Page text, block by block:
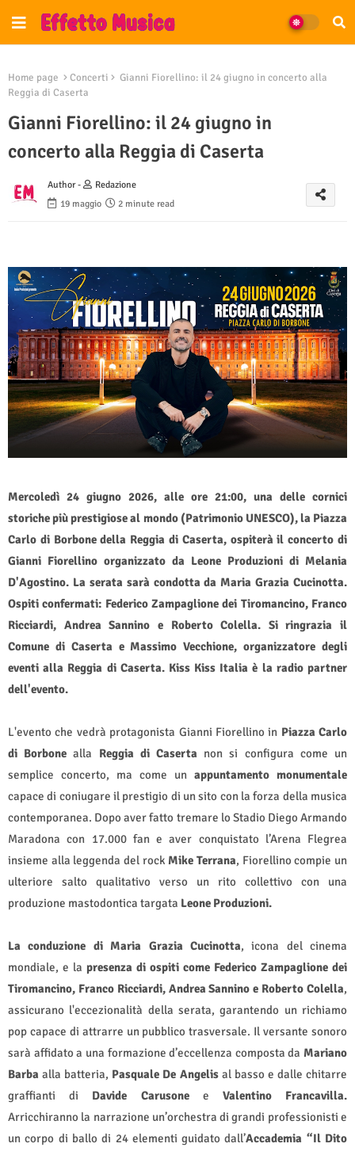
Home page Concerti
Gianni Fiorellino: il 24 giugno in concerto alla
Reggia di Caserta
Gianni Fiorellino: il 24 giugno in
concerto alla Reggia di Caserta
Author -
Redazione
19 maggio
2 minute read
Mercoledì 24 giugno 2026, alle ore 21:00, una delle cornici
storiche più prestigiose al mondo (Patrimonio UNESCO), la Piazza
Carlo di Borbone della Reggia di Caserta, ospiterà il concerto di
Gianni Fiorellino organizzato da Leone Produzioni di Melania
D'Agostino. La serata sarà condotta da Maria Grazia Cucinotta.
Ospiti confermati: Federico Zampaglione dei Tiromancino, Franco
Ricciardi, Andrea Sannino e Roberto Colella. Si ringrazia il
Comune di Caserta e Massimo Vecchione, organizzatore degli
eventi alla Reggia di Caserta. Kiss Kiss Italia è la radio partner
dell'evento.
L'evento che vedrà protagonista Gianni Fiorellino in Piazza Carlo
di Borbone alla Reggia di Caserta non si configura come un
semplice concerto, ma come un appuntamento monumentale
capace di coniugare il prestigio di un sito con la forza della musica
contemporanea. Dopo aver fatto tremare lo Stadio Diego Armando
Maradona con 17.000 fan e aver conquistato l’Arena Flegrea
insieme alla leggenda del rockMike Terrana, Fiorellino compie un
ulteriore salto qualitativo verso un rito collettivo con una
produzione mastodontica targata Leone Produzioni.
La conduzione di Maria Grazia Cucinotta, icona del cinema
mondiale, e la presenza di ospiti come Federico Zampaglione dei
Tiromancino, Franco Ricciardi, Andrea Sannino e Roberto Colella,
assicurano l'eccezionalità della serata, garantendo un richiamo
pop capace di attrarre un pubblico trasversale. Il versante sonoro
sarà affidato a una formazione d’eccellenza composta da Mariano
Barba alla batteria, Pasquale De Angelisal basso e dalle chitarre
graffianti di Davide Carusone e Valentino Francavilla.
Arricchiranno la narrazione un’orchestra di grandi professionisti e
un corpo di ballo di 24 elementi guidato dall’Accademia “Il Dito